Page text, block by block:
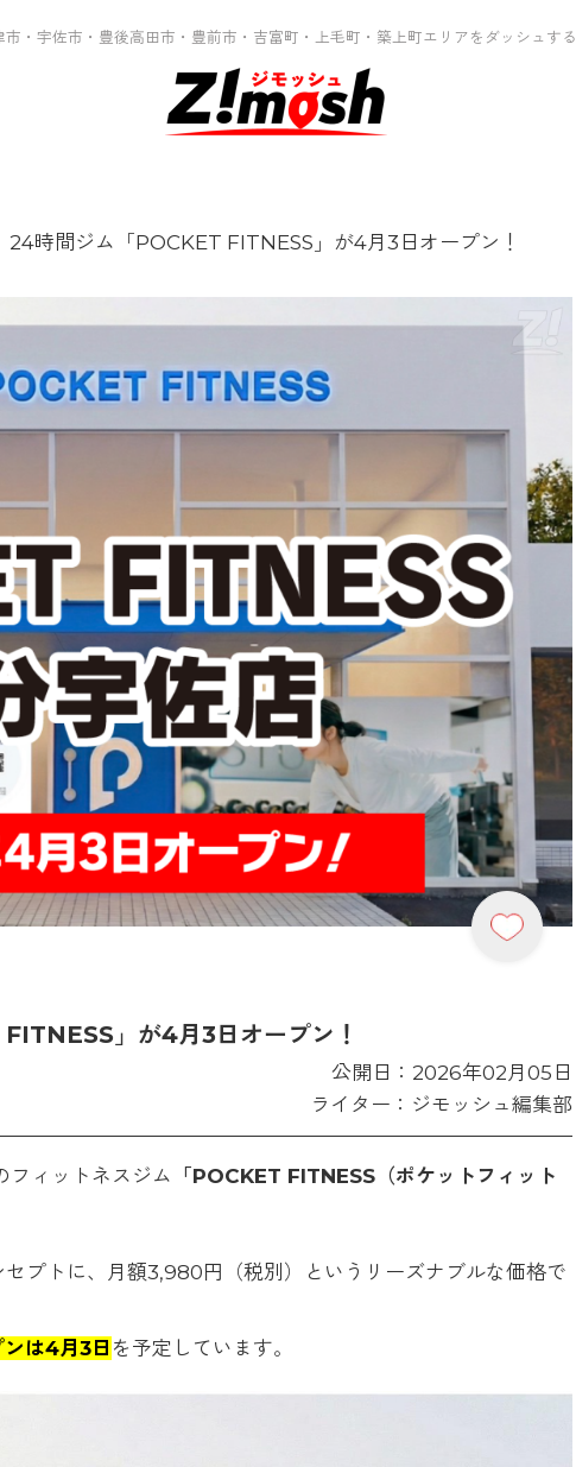
市・宇佐市・豊後高田市・豊前市・吉富町・上毛町・築上町エリアをダッシュする
24時間ジム「POCKET FITNESS」が4月3日オープン！
」が4月3日オープン！
公開日：2026年02月05日
ライター：ジモッシュ編集部
フィットネスジム 「POCKET FITNESS（ポケットフィット
セプトに、月額3,980円（税別）というリーズナブルな価格で
は4月3日 を予定しています。